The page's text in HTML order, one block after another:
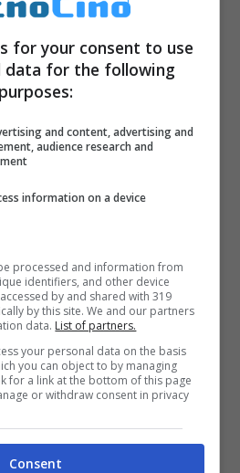
for your consent to use
data for the following
purposes:
and content, advertising and
audience research and
information on a device
processed and information from
identifiers, and other device
by and shared with 319
by this site. We and our partners
data. List of partners.
your personal data on the basis
you can object to by managing
for a link at the bottom of this page
or withdraw consent in privacy
Consent